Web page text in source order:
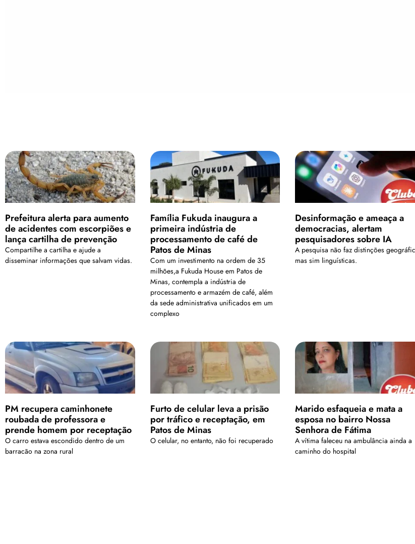
Prefeitura alerta para aumento
de acidentes com escorpiões e
lança cartilha de prevenção
Compartilhe a cartilha e ajude a
disseminar informações que salvam vidas.
Família Fukuda inaugura a
primeira indústria de
processamento de café de
Patos de Minas
Com um investimento na ordem de 35
milhões,a Fukuda House em Patos de
Minas, contempla a indústria de
processamento e armazém de café, além
da sede administrativa unificados em um
complexo
Desinformação e ameaça a
democracias, alertam
pesquisadores sobre IA
A pesquisa não faz distinções
mas sim linguísticas.
PM recupera caminhonete
roubada de professora e
prende homem por receptação
O carro estava escondido dentro de um
barracão na zona rural
Furto de celular leva a prisão
por tráfico e receptação, em
Patos de Minas
O celular, no entanto, não foi recuperado
Marido esfaqueia e mata a
esposa no bairro Nossa
Senhora de Fátima
A vítima faleceu na ambulância ainda a
caminho do hospital